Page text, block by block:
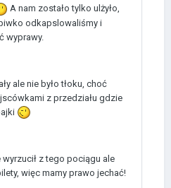
A nam zostało tylko ulżyło,
odkapslowaliśmy i
wyprawy.
ale nie było tłoku, choć
z przedziału gdzie
z tego pociągu ale
więc mamy prawo jechać!